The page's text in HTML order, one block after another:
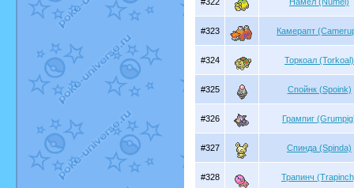
#323 Камерапт
#324 Торкоал (Torkoal)
#325 Спойнк (Spoink)
#326 Грампиг
#327 Спинда (Spinda)
#328 Трапинч